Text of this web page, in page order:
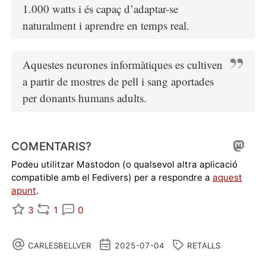
1.000 watts i és capaç d’adaptar-se
naturalment i aprendre en temps real.
Aquestes neurones informàtiques es cultiven
a partir de mostres de pell i sang aportades
per donants humans adults.
COMENTARIS?
Podeu utilitzar Mastodon (o qualsevol altra aplicació
compatible amb el Fedivers) per a respondre a aquest
apunt.
3
1 0
CARLESBELLVER 2025-07-04 RETALLS